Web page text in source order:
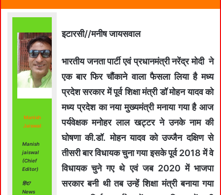
Manish
Jaiswal
Manish
jaiswal
(Chief
Editor)
हिंद7
News
इटारसी//मनीष जायसवाल
भारतीय जनता पार्टी एवं प्रधानमंत्री नरेंद्र मोदी ने
एक बार फिर चौंकाने वाला फैसला लिया है मध्य
प्रदेश सरकार में पूर्व शिक्षा मंत्री डॉ मोहन यादव को
मध्य प्रदेश का नया मुख्यमंत्री मनाया गया है आज
पर्यवेक्षक मनोहर लाल खट्टर ने उनके नाम की
घोषणा की.डॉ. मोहन यादव को उज्जैन दक्षिण से
तीसरी बार विधायक चुना गया इसके पूर्व 2018 में वे
विधायक चुने गए थे एवं जब 2020 में भाजपा
सरकार बनी थी तब उन्हें शिक्षा मंत्री बनाया गया